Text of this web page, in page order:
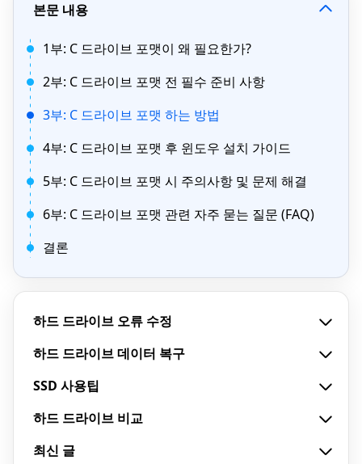
본문 내용
1부: C 드라이브 포맷이 왜 필요한가?
2부: C 드라이브 포맷 전 필수 준비 사항
3부: C 드라이브 포맷 하는 방법
4부: C 드라이브 포맷 후 윈도우 설치 가이드
5부: C 드라이브 포맷 시 주의사항 및 문제 해결
6부: C 드라이브 포맷 관련 자주 묻는 질문 (FAQ)
결론
하드 드라이브 오류 수정
하드 드라이브 데이터 복구
SSD 사용팁
하드 드라이브 비교
최신 글